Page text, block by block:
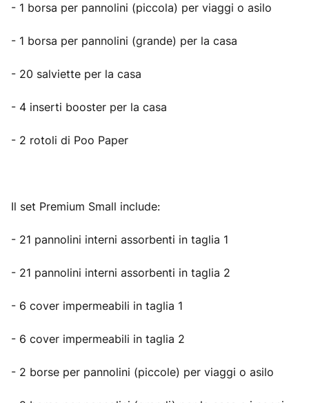
- 1 borsa per pannolini (piccola) per viaggi o asilo
- 1 borsa per pannolini (grande) per la casa
- 20 salviette per la casa
- 4 inserti booster per la casa
- 2 rotoli di Poo Paper
Il set Premium Small include:
- 21 pannolini interni assorbenti in taglia 1
- 21 pannolini interni assorbenti in taglia 2
- 6 cover impermeabili in taglia 1
- 6 cover impermeabili in taglia 2
- 2 borse per pannolini (piccole) per viaggi o asilo